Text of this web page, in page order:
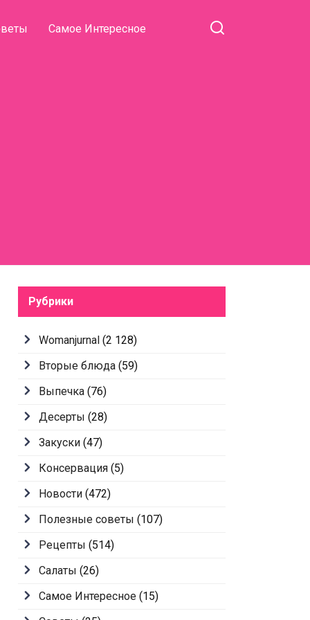
Самое Интересное
Рубрики
Womanjurnal (2 128)
Вторые блюда (59)
Выпечка (76)
Десерты (28)
Закуски (47)
Консервация (5)
Новости (472)
Полезные советы (107)
Рецепты (514)
Салаты (26)
Самое Интересное (15)